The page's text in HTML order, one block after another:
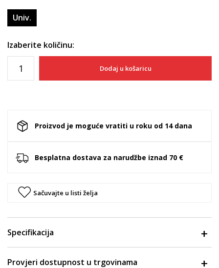
Univ.
Izaberite količinu:
Dodaj u košaricu
Proizvod je moguće vratiti u roku od 14 dana
Besplatna dostava za narudžbe iznad 70 €
Sačuvajte u listi želja
Specifikacija
Provjeri dostupnost u trgovinama